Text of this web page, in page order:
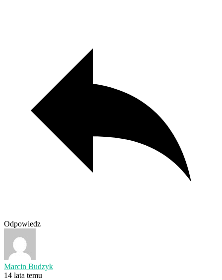
Odpowiedz
Marcin Budzyk
14 lata temu